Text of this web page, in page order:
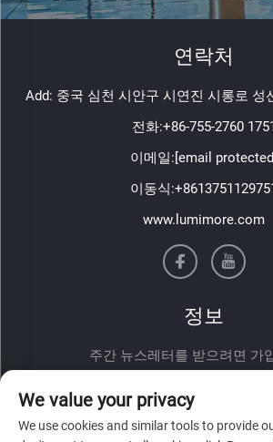
연락처
Add: 중국 심천 시안구 시연진 시롱로 성
전화:+86-755-2760
이메일:[email
이동식:
www.lumimore.com
정보
주간 뉴스레터를 받으려면 가
We value your privacy
We use cookies and similar tools to provide